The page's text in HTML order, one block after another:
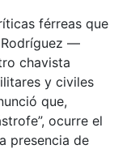
férreas que
—
chavista
y civiles
que,
ocurre el
presencia de